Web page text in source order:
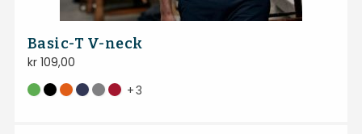
Basic-T V-neck
kr109,00
+3